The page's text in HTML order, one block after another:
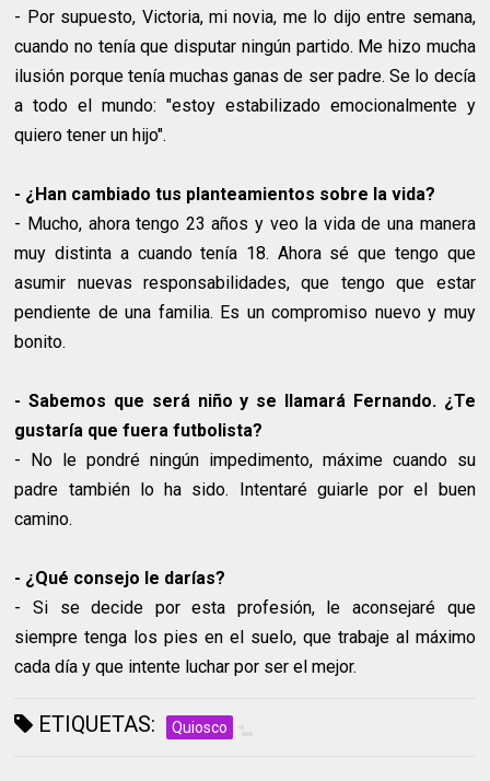
- Por supuesto, Victoria, mi novia, me lo dijo entre semana,
cuando no tenía que disputar ningún partido. Me hizo mucha
ilusión porque tenía muchas ganas de ser padre. Se lo decía
a todo el mundo: "estoy estabilizado emocionalmente y
quiero tener un hijo".
- ¿Han cambiado tus planteamientos sobre la vida?
- Mucho, ahora tengo 23 años y veo la vida de una manera
muy distinta a cuando tenía 18. Ahora sé que tengo que
asumir nuevas responsabilidades, que tengo que estar
pendiente de una familia. Es un compromiso nuevo y muy
bonito.
- Sabemos que será niño y se llamará Fernando. ¿Te
gustaría que fuera futbolista?
- No le pondré ningún impedimento, máxime cuando su
padre también lo ha sido. Intentaré guiarle por el buen
camino.
- ¿Qué consejo le darías?
- Si se decide por esta profesión, le aconsejaré que
siempre tenga los pies en el suelo, que trabaje al máximo
cada día y que intente luchar por ser el mejor.
ETIQUETAS: Quiosco